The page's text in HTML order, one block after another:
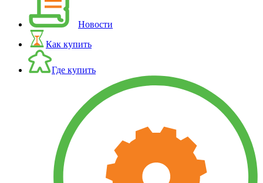
Новости
Как купить
Где купить